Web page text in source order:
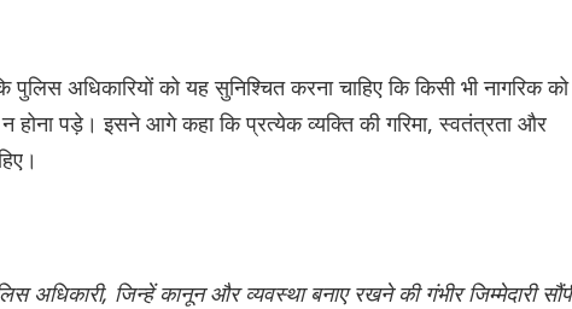
अधिकारियों को यह सुनिश्चित करना चाहिए कि किसी भी नागरिक को
न होना पड़े। इसने आगे कहा कि प्रत्येक व्यक्ति की गरिमा, स्वतंत्रता और
अधिकारी, जिन्हें कानून और व्यवस्था बनाए रखने की गंभीर जिम्मेदारी